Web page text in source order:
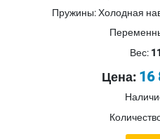
Пружины:Холодная
Вес:
Цена: 16